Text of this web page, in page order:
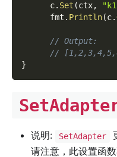
      c
. Set (ctx,
      fmt
. Println(c.
// Output:
//
}
说明: SetAdapter
请注意，此设置函数